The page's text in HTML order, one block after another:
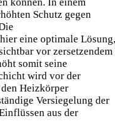
Schutz gegen
eine optimale Lösung,
vor zersetzendem
somit seine
wird vor der
Heizkörper
Versiegelung der
aus der